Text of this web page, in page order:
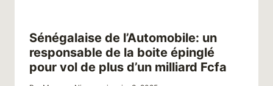
Sénégalaise de l’Automobile: un
responsable de la boite épinglé
pour vol de plus d’un milliard Fcfa